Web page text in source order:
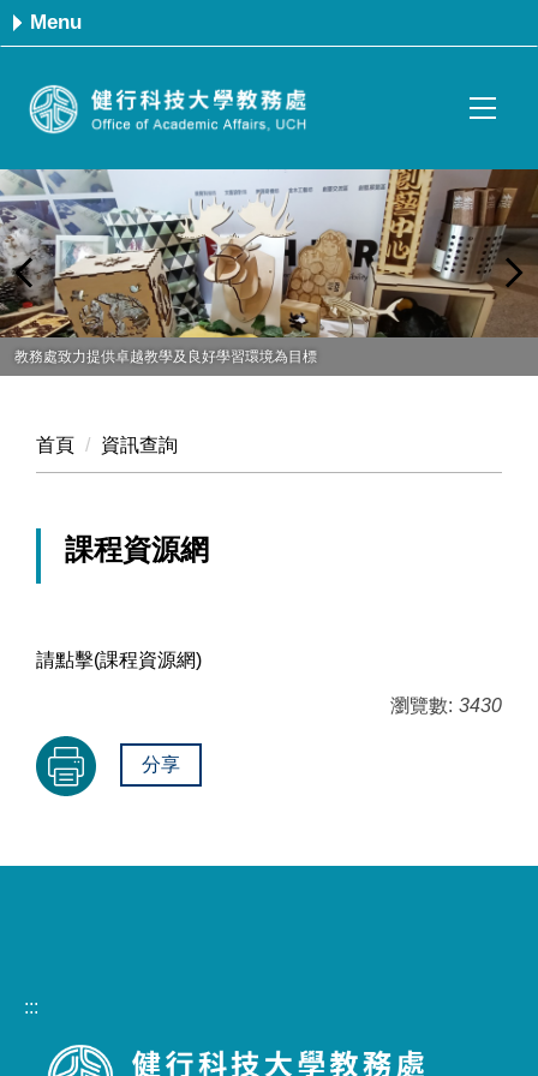
跳
到
要
區
Menu
教務處致力提供卓越教學及良好學習環境為目標
首頁 資訊查詢
課程資源網
請點擊(課程資源網)
瀏覽數: 3430
分享
:::